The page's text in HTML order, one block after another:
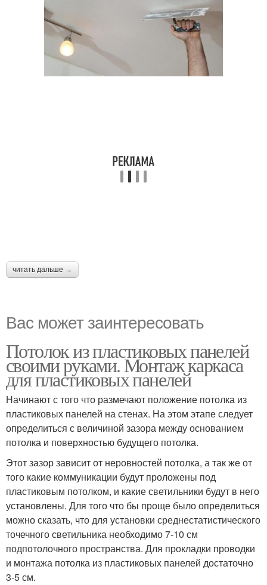
читать дальше →
Вас может заинтересовать
Потолок из пластиковых панелей
своими руками. Монтаж каркаса
для пластиковых панелей
Начинают с того что размечают положение потолка из
пластиковых панелей на стенах. На этом этапе следует
определиться с величиной зазора между основанием
потолка и поверхностью будущего потолка.
Этот зазор зависит от неровностей потолка, а так же от
того какие коммуникации будут проложены под
пластиковым потолком, и какие светильники будут в него
установлены. Для того что бы проще было определиться
можно сказать, что для установки среднестатистического
точечного светильника необходимо 7-10 см
подпотолочного пространства. Для прокладки проводки
и монтажа потолка из пластиковых панелей достаточно
3-5 см.